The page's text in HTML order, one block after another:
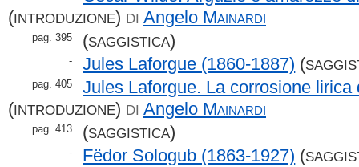
(INTRODUZIONE) DI Angelo Mainardi
pag. 395 (SAGGISTICA)
- Jules Laforgue (1860-1887) (
pag. 405
Jules Laforgue. La corrosione lirica
(INTRODUZIONE) DI Angelo Mainardi
pag. 413 (SAGGISTICA)
- Fëdor Sologub (1863-1927) (